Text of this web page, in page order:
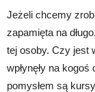
Jeżeli chcemy
zapamięta na
tej osoby. Czy jest
wpłynęły na
pomysłem są